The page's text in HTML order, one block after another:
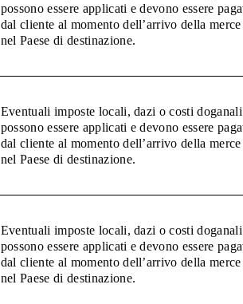
possono essere applicati e devono essere
dal cliente al momento dell’arrivo della merce
nel Paese di destinazione.
Eventuali imposte locali, dazi o costi doganali
possono essere applicati e devono essere
dal cliente al momento dell’arrivo della merce
nel Paese di destinazione.
Eventuali imposte locali, dazi o costi doganali
possono essere applicati e devono essere
dal cliente al momento dell’arrivo della merce
nel Paese di destinazione.